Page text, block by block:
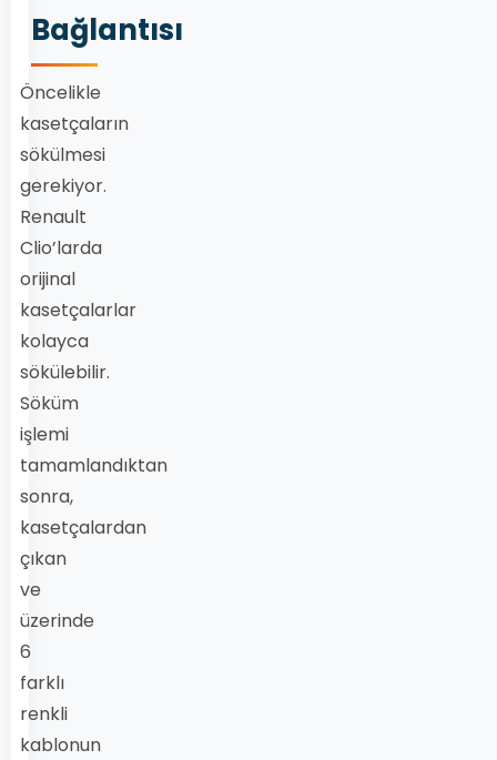
Bağlantısı
Öncelikle
kasetçaların
sökülmesi
gerekiyor.
Renault
Clio’larda
orijinal
kasetçalarlar
kolayca
sökülebilir.
Söküm
işlemi
tamamlandıktan
sonra,
kasetçalardan
çıkan
ve
üzerinde
6
farklı
renkli
kablonun